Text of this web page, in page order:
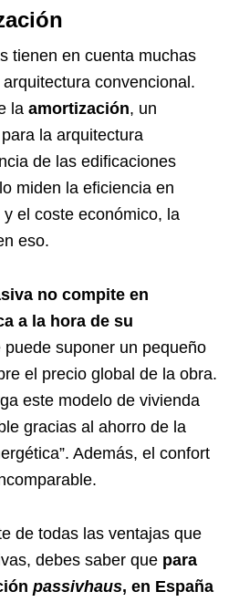
tienen en cuenta muchas
convencional.
la amortización, un
la arquitectura
de las edificaciones
miden la eficiencia en
el coste económico, la
eso.
no compite en
a la hora de su
puede suponer un pequeño
el precio global de la obra.
este modelo de vivienda
gracias al ahorro de la
Además, el confort
de todas las ventajas que
debes saber que para
passivhaus, en España